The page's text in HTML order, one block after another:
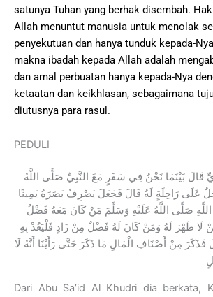
satunya Tuhan yang berhak disembah.
Allah menuntut manusia untuk menolak
penyekutuan dan hanya tunduk kepada-
makna ibadah kepada Allah adalah
dan amal perbuatan hanya kepada-Nya
ketaatan dan keikhlasan, sebagaimana
diutusnya para rasul.
PEDULI
قَالَ بَيْنَمَا نَحْنُ فِي سَفَرٍ مَعَ النَّبِيِّ صَلَّى اللَّهُ
عَلَى رَاحِلَةٍ لَهُ قَالَ فَجَعَلَ يَصْرِفُ بَصَرَهُ يَمِينًا
صَلَّى اللَّهُ عَلَيْهِ وَسَلَّمَ مَنْ كَانَ مَعَهُ فَضْلُ
لَا ظَهْرَ لَهُ وَمَنْ كَانَ لَهُ فَضْلٌ مِنْ زَادٍ فَلْيَعُدْ بِهِ
فَذَكَرَ مِنْ أَصْنَافِ الْمَالِ مَا ذَكَرَ حَتَّى رَأَيْنَا أَنَّهُ لَا
Dari Abu Sa’id Al Khudri dia berkata,